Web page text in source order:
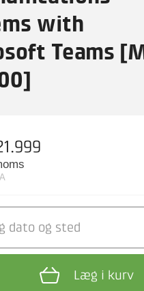
with
Teams
dato og sted
Læg i kurv